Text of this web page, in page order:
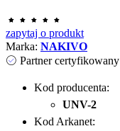
zapytaj o produkt
Marka: NAKIVO
Partner certyfikowany
Kod producenta:
UNV-2
Kod Arkanet: